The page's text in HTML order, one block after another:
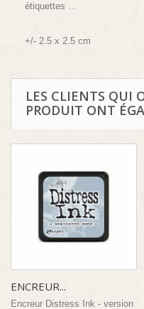
étiquettes ...
+/- 2.5 x 2.5 cm
LES CLIENTS QUI
PRODUIT ONT
ENCREUR...
Encreur Distress Ink - version